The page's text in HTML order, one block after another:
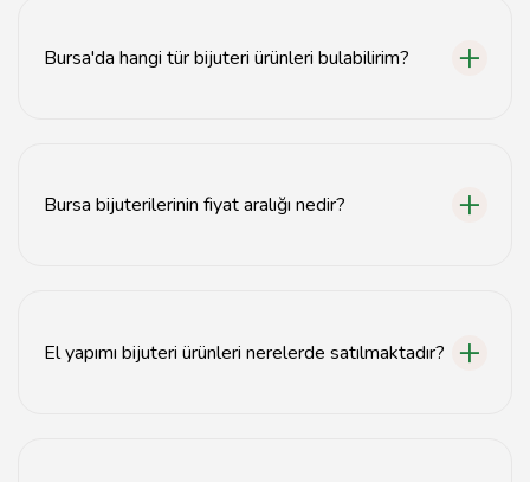
Bursa'da hangi tür bijuteri ürünleri bulabilirim?
Bursa bijuterilerinin fiyat aralığı nedir?
El yapımı bijuteri ürünleri nerelerde satılmaktadır?